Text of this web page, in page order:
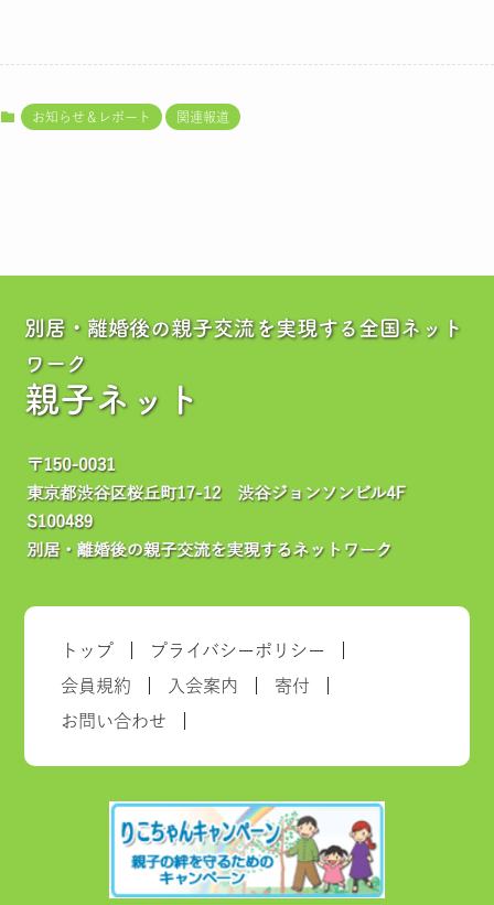
お知らせ＆レポート 関連報道
別居・離婚後の親子交流を実現する全国ネット
ワーク
親子ネット
トップ プライバシーポリシー
会員規約 入会案内 寄付
お問い合わせ